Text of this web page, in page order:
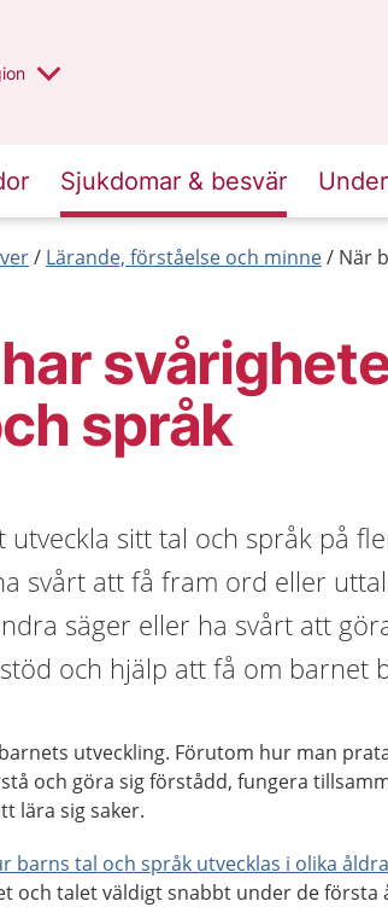
region
Sjukdomar & besvär
Lärande, förståelse och minne När
språk
utveckla sitt tal och språk på
svårt att få fram ord eller
säger eller ha svårt att
och hjälp att få om barnet
utveckling. Förutom hur man
och göra sig förstådd, fungera
lära sig saker.
barns tal och språk utvecklas i olika
och talet väldigt snabbt under de första